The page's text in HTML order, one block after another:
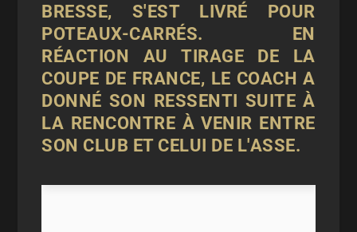
BRESSE, S'EST LIVRÉ POUR
POTEAUX-CARRÉS. EN
RÉACTION AU TIRAGE DE LA
COUPE DE FRANCE, LE COACH A
DONNÉ SON RESSENTI SUITE À
LA RENCONTRE À VENIR ENTRE
SON CLUB ET CELUI DE L'ASSE.